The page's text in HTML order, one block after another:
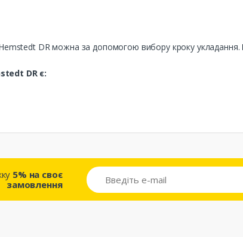
DR можна за допомогою вибору кроку укладання.
DR є:
5% на своє
замовлення